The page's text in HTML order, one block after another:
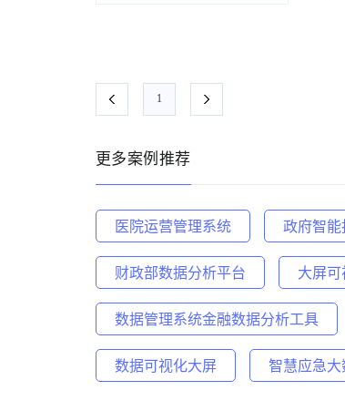
1
更多案例推荐
医院运营管理系统 政府智能
财政部数据分析平台 大屏
数据管理系统金融数据分析工具
数据可视化大屏 智慧应急大